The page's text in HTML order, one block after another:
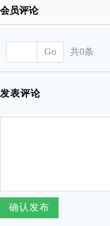
会员评论
Go 共0条
发表评论